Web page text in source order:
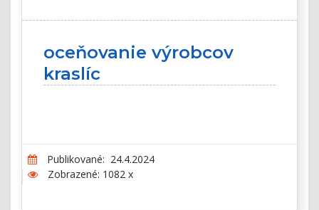
oceňovanie výrobcov
kraslíc
Publikované: 24.4.2024
Zobrazené: 1082 x